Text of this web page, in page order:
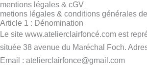
mentions légales & cGV
metions légales & conditions générales
Article 1 : Dénomination
Le site www.atelierclairfoncé.com est
située 38 avenue du Maréchal Foch.
Email : atelierclairfonce@gmail.com